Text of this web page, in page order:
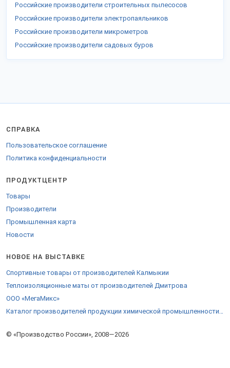
Российские производители строительных пылесосов
Российские производители электропаяльников
Российские производители микрометров
Российские производители садовых буров
© «Производство России», 2008—2026
СПРАВКА
Пользовательское соглашение
Политика конфиденциальности
ПРОДУКТЦЕНТР
Товары
Производители
Промышленная карта
Новости
НОВОЕ НА ВЫСТАВКЕ
Спортивные товары от производителей Калмыкии
Теплоизоляционные маты от производителей Дмитрова
ООО «МегаМикс»
Каталог производителей продукции химической промышленности Ярославской области